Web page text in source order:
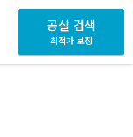
공실 검색
최적가 보장